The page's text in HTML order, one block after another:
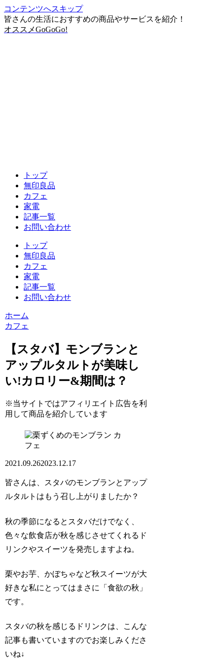
コンテンツへスキップ
皆さんの生活におすすめの商品やサービスを紹介！
オススメGoGoGo!
トップ
無印良品
カフェ
家電
記事一覧
お問い合わせ
トップ
無印良品
カフェ
家電
記事一覧
お問い合わせ
ホーム
カフェ
【スタバ】モンブランと
アップルタルトが美味し
い!カロリー&期間は？
※当サイトではアフィリエイト広告を利
用して商品を紹介しています
カ
フェ
2021.09.262023.12.17
皆さんは、スタバのモンブランとアップ
ルタルトはもう召し上がりましたか？
秋の季節になるとスタバだけでなく、
色々な飲食店が秋を感じさせてくれるド
リンクやスイーツを発売しますよね。
栗やお芋、かぼちゃなど秋スイーツが大
好きな私にとってはまさに「食欲の秋」
です。
スタバの秋を感じるドリンクは、こんな
記事も書いていますのでお楽しみくださ
いね↓